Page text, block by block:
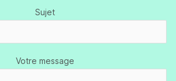
Sujet
Votre message